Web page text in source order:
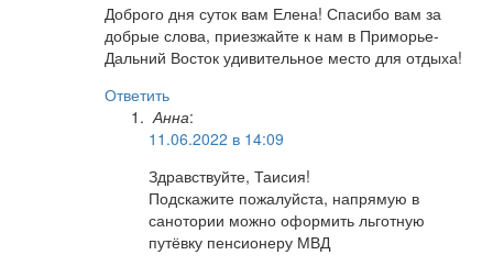
Доброго дня суток вам Елена! Спасибо вам за
добрые слова, приезжайте к нам в Приморье-
Дальний Восток удивительное место для отдыха!
Ответить
Анна:
11.06.2022 в 14:09
Здравствуйте, Таисия!
Подскажите пожалуйста, напрямую в
санотории можно оформить льготную
путёвку пенсионеру МВД